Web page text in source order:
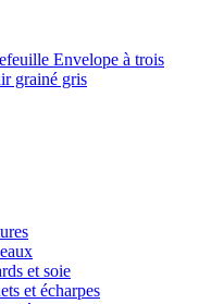
et soie
et écharpes